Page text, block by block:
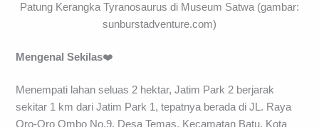
Patung Kerangka Tyranosaurus di Museum Satwa (gambar:
sunburstadventure.com)
Mengenal Sekilas❤️
Menempati lahan seluas 2 hektar, Jatim Park 2 berjarak
sekitar 1 km dari Jatim Park 1, tepatnya berada di JL. Raya
Oro-Oro Ombo No.9, Desa Temas, Kecamatan Batu, Kota